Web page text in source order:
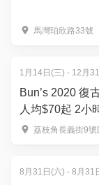
馬灣珀欣路33號
1月14日(三) - 12月
Bun’s 2020 復
人均$70起 2小
荔枝角長義街9
8月31日(六) - 8月31